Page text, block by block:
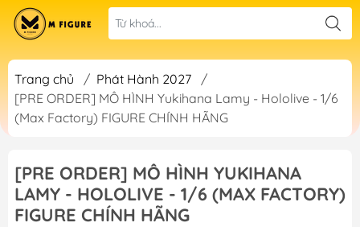
Trang chủ / Phát Hành 2027
/
[PRE ORDER] MÔ HÌNH Yukihana Lamy - Hololive - 1/6
(Max Factory) FIGURE CHÍNH HÃNG
[PRE ORDER] MÔ HÌNH YUKIHANA
LAMY - HOLOLIVE - 1/6 (MAX FACTORY)
FIGURE CHÍNH HÃNG